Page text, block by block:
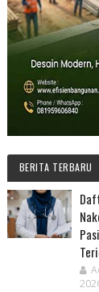
BERITA TERBARU